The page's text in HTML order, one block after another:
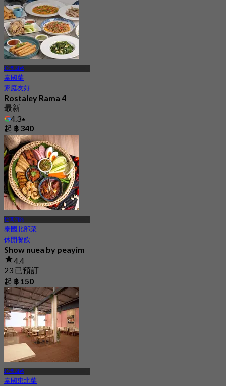
拉瑪四路
泰國菜
家庭友好
Rostaley Rama 4
最新
4.3
起 ฿ 340
拉瑪四路
泰國北部菜
休閒餐飲
Show nuea by peayim
4.4
23 已預訂
起 ฿ 150
拉瑪四路
泰國東北菜